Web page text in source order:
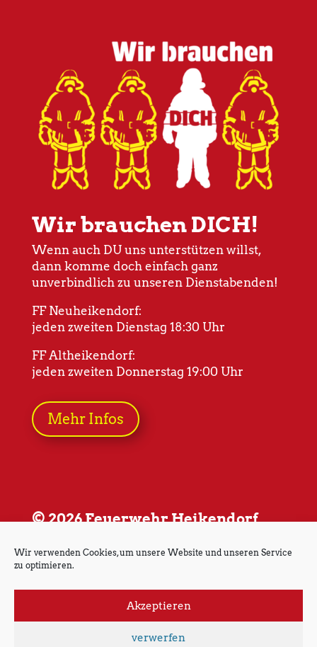
Wir verwenden Cookies, um unsere Website und unseren Service
zu optimieren.
Akzeptieren
verwerfen
Wir brauchen DICH!
Wenn auch DU uns unterstützen willst,
dann komme doch einfach ganz
unverbindlich zu unseren Dienstabenden!
FF Neuheikendorf:
jeden zweiten Dienstag 18:30 Uhr
FF Altheikendorf:
jeden zweiten Donnerstag 19:00 Uhr
Mehr Infos
© 2026 Feuerwehr Heikendorf
Impressum Datenschutz
Cookie-Richtlinie (EU)